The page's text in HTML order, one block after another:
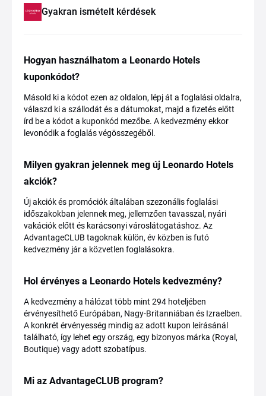
Gyakran ismételt kérdések
Hogyan használhatom a Leonardo Hotels
kuponkódot?
Másold ki a kódot ezen az oldalon, lépj át a foglalási oldalra,
válaszd ki a szállodát és a dátumokat, majd a fizetés előtt
írd be a kódot a kuponkód mezőbe. A kedvezmény ekkor
levonódik a foglalás végösszegéből.
Milyen gyakran jelennek meg új Leonardo Hotels
akciók?
Új akciók és promóciók általában szezonális foglalási
időszakokban jelennek meg, jellemzően tavasszal, nyári
vakációk előtt és karácsonyi városlátogatáshoz. Az
AdvantageCLUB tagoknak külön, év közben is futó
kedvezmény jár a közvetlen foglalásokra.
Hol érvényes a Leonardo Hotels kedvezmény?
A kedvezmény a hálózat több mint 294 hoteljében
érvényesíthető Európában, Nagy-Britanniában és Izraelben.
A konkrét érvényesség mindig az adott kupon leírásánál
található, így lehet egy ország, egy bizonyos márka (Royal,
Boutique) vagy adott szobatípus.
Mi az AdvantageCLUB program?